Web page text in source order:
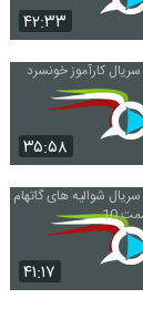
۴۲:۳۳
۳۵:۵۸
۴۱:۱۷